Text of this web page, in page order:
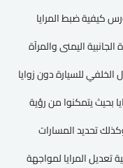
كيفية ضبط المرايا
اليمنى والمرآة
الخلفي للسيارة دون زوايا
بحيث يتمكنوا من رؤية
تحديد المسارات
المرايا لمواجهة